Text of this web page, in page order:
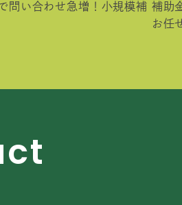
問い合わせ急増！小規模補 補助
お任
ct